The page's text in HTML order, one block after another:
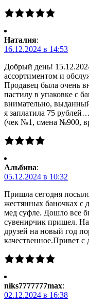
Наталия:
16.12.2024 в 14:53
Добрый день!
ассортиментом и
Продавец была очень
пастилу в упаковке с
внимательно, выданный
я заплатила 75
(чек №1, смена №900,
Альбина:
05.12.2024 в 10:32
Пришла сегодня
жестянных баночках с
мед суфле. Дошло все
сувенирчик пришел.
друзей на новый год
качественное.Привет
niks7777777max:
02.12.2024 в 16:38